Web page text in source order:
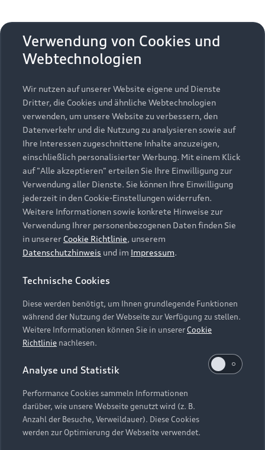
Zurück nach oben
Modelle
Alle Modelle
Modelle vergleichen
Elektromodelle
Plug-in-Hybride
Kaufen & leasen
Neuwagensuche
Gebrauchtwagensuche
Gebrauchtwagen
Finanzierung
Aktionen & Angebote
Geschäftskunden
Service & Zubehör
Saisonale Angebote
Audi Services
Garantie
Audi digital services
myAudi
Support
Kundenservice
Händlersuche
Audi Code
Online-Terminvereinbarung
Servicekontakt
Vertrag widerrufen
Über Audi
Unternehmen
Karriere
Investor Relations
Presse & Media Center
Datenschutz
Audi erleben
Newsletter
Impressum Rechtliches
Hinweisgebersystem
Datenschutzinformation
Cookie-Einstellungen
Cookie-Richtlinie
Barrierefreiheit
Hinweis: Die aktuelle Darstellung und Anordnung der
Embleme am Fahrzeug bei allen Abbildungen auf dieser
Webseite kann abweichen.
Verwendung von Cookies und
Webtechnologien
Wir nutzen auf unserer Website eigene und Dienste
Dritter, die Cookies und ähnliche Webtechnologien
verwenden, um unsere Website zu verbessern, den
Datenverkehr und die Nutzung zu analysieren sowie auf
Ihre Interessen zugeschnittene Inhalte anzuzeigen,
einschließlich personalisierter Werbung. Mit einem Klick
auf "Alle akzeptieren" erteilen Sie Ihre Einwilligung zur
Verwendung aller Dienste. Sie können Ihre Einwilligung
jederzeit in den Cookie-Einstellungen widerrufen.
Weitere Informationen sowie konkrete Hinweise zur
Verwendung Ihrer personenbezogenen Daten finden Sie
in unserer Cookie Richtlinie, unserem
Datenschutzhinweis und im Impressum.
Technische Cookies
Diese werden benötigt, um Ihnen grundlegende Funktionen
während der Nutzung der Webseite zur Verfügung zu stellen.
Weitere Informationen können Sie in unsererCookie
Richtlinie nachlesen.
Analyse und Statistik
Performance Cookies sammeln Informationen
darüber, wie unsere Webseite genutzt wird (z. B.
Anzahl der Besuche, Verweildauer). Diese Cookies
werden zur Optimierung der Webseite verwendet.